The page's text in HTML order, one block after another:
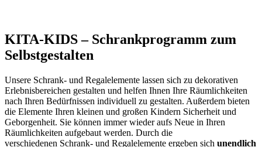
KITA-KIDS – Schrankprogramm zum
Selbstgestalten
Unsere Schrank- und Regalelemente lassen sich zu dekorativen
Erlebnisbereichen gestalten und helfen Ihnen Ihre Räumlichkeiten
nach Ihren Bedürfnissen individuell zu gestalten. Außerdem bieten
die Elemente Ihren kleinen und großen Kindern Sicherheit und
Geborgenheit. Sie können immer wieder aufs Neue in Ihren
Räumlichkeiten aufgebaut werden. Durch die
verschiedenen Schrank- und Regalelemente ergeben sich unendlich